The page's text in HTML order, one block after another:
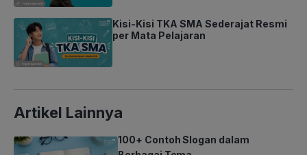
Kisi-Kisi TKA SMA Sederajat Resmi
per Mata Pelajaran
Artikel Lainnya
100+ Contoh Slogan dalam